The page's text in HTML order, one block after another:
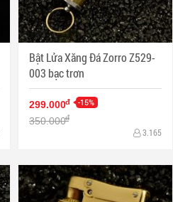
Bật Lửa Xăng Đá Zorro Z529-
003 bạc trơn
299.000đ -15%
350.000đ
3.165